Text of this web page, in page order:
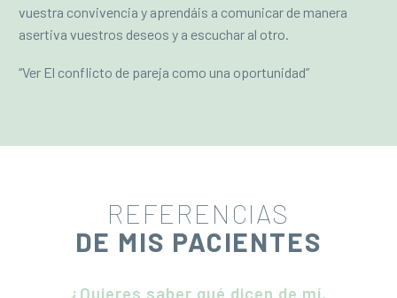
vuestra convivencia y aprendáis a comunicar de manera
asertiva vuestros deseos y a escuchar al otro.
“Ver El conflicto de pareja como una oportunidad”
REFERENCIAS
DE MIS PACIENTES
¿Quieres saber qué dicen de mí,